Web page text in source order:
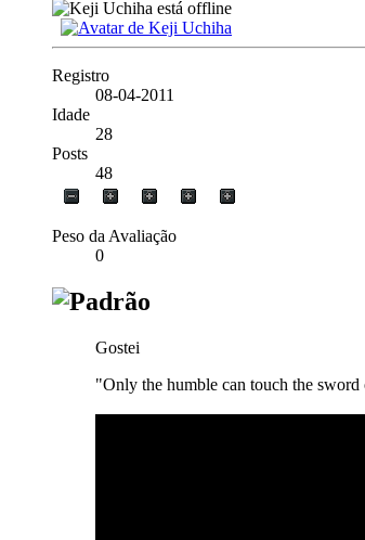
Registro
08-04-2011
Idade
28
Posts
48
Peso da Avaliação
0
Gostei
"Only the humble can touch the